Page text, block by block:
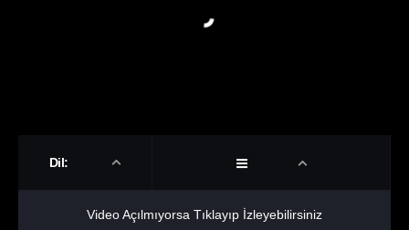
Dil:
Video Açılmıyorsa Tıklayıp İzleyebilirsiniz